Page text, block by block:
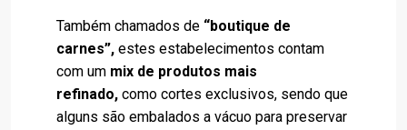
Também chamados de “boutique de
carnes”, estes estabelecimentos contam
com um mix de produtos mais
refinado, como cortes exclusivos, sendo que
alguns são embalados a vácuo para preservar